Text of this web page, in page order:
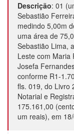
Descrição: 01
Sebastião
medindo 5,00m
uma área de
Sebastião Lima,
Leste com Maria
Josefa
conforme R1-
fls. 019, do Livro
Notarial e
175.161,00
um reais), em